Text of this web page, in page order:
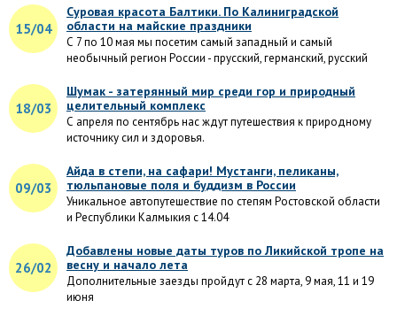
15/04
Суровая красота Балтики. По Калиниградской
области на майские праздники
С 7 по 10 мая мы посетим самый западный и самый
необычный регион России - прусский, германский, русский
18/03
Шумак - затерянный мир среди гор и природный
целительный комплекс
С апреля по сентябрь нас ждут путешествия к природному
источнику сил и здоровья.
09/03
Айда в степи, на сафари! Мустанги, пеликаны,
тюльпановые поля и буддизм в России
Уникальное автопутешествие по степям Ростовской области
и Республики Калмыкия с 14.04
26/02
Добавлены новые даты туров по Ликийской тропе на
весну и начало лета
Дополнительные заезды пройдут с 28 марта, 9 мая, 11 и 19
июня